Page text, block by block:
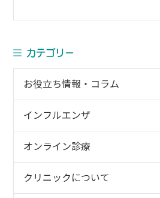
カテゴリー
お役立ち情報・コラム
インフルエンザ
オンライン診療
クリニックについて